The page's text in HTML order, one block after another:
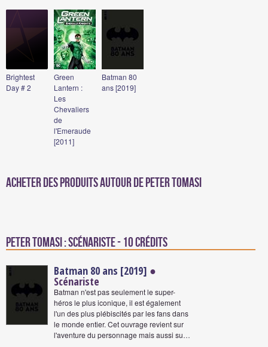
Brightest
Day # 2
Green
Lantern :
Les
Chevaliers
de
l'Emeraude
[2011]
Batman 80
ans [2019]
Acheter des produits autour de Peter Tomasi
Peter Tomasi : Scénariste - 10 crédits
Batman 80 ans [2019] ●
Scénariste
Batman n'est pas seulement le super-
héros le plus iconique, il est également
l'un des plus plébiscités par les fans dans
le monde entier. Cet ouvrage revient sur
l'aventure du personnage mais aussi su…